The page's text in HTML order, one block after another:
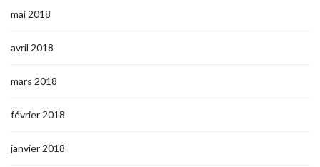
mai 2018
avril 2018
mars 2018
février 2018
janvier 2018